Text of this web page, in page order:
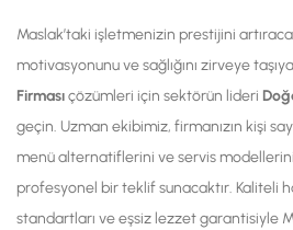
Maslak’taki işletmenizin prestijini
motivasyonunu ve sağlığını zirveye
Firmasıçözümleri için sektörün lideri
geçin. Uzman ekibimiz, firmanızın kişi
menü alternatiflerini ve servis
profesyonel bir teklif sunacaktır. Kaliteli
standartları ve eşsiz lezzet garantisiyle